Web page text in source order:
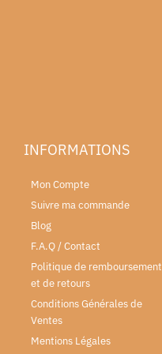
INFORMATIONS
Mon Compte
Suivre ma commande
Blog
F.A.Q / Contact
Politique de remboursement
et de retours
Conditions Générales de
Ventes
Mentions Légales